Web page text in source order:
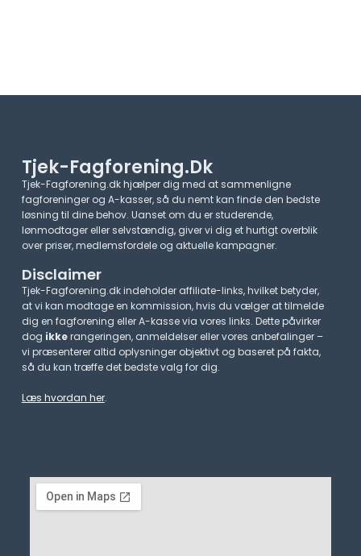
Tjek-Fagforening.dk
Tjek-Fagforening.dk hjælper dig med at sammenligne
fagforeninger og A-kasser, så du nemt kan finde den bedste
løsning til dine behov. Uanset om du er studerende,
lønmodtager eller selvstændig, giver vi dig et hurtigt overblik
over priser, medlemsfordele og aktuelle kampagner.​
Disclaimer
Tjek-Fagforening.dk indeholder affiliate-links, hvilket betyder,
at vi kan modtage en kommission, hvis du vælger at tilmelde
dig en fagforening eller A-kasse via vores links. Dette påvirker
dog ikkerangeringen, anmeldelser eller vores anbefalinger –
vi præsenterer altid oplysninger objektivt og baseret på fakta,
så du kan træffe det bedste valg for dig.
Læs hvordan her.